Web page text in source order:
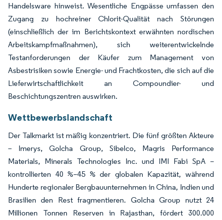
Handelsware hinweist. Wesentliche Engpässe umfassen den
Zugang zu hochreiner Chlorit-Qualität nach Störungen
(einschließlich der im Berichtskontext erwähnten nordischen
Arbeitskampfmaßnahmen), sich weiterentwickelnde
Testanforderungen der Käufer zum Management von
Asbestrisiken sowie Energie- und Frachtkosten, die sich auf die
Lieferwirtschaftlichkeit an Compoundier- und
Beschichtungszentren auswirken.
Wettbewerbslandschaft
Der Talkmarkt ist mäßig konzentriert. Die fünf größten Akteure
– Imerys, Golcha Group, Sibelco, Magris Performance
Materials, Minerals Technologies Inc. und IMI Fabi SpA –
kontrollierten 40 %–45 % der globalen Kapazität, während
Hunderte regionaler Bergbauunternehmen in China, Indien und
Brasilien den Rest fragmentieren. Golcha Group nutzt 24
Millionen Tonnen Reserven in Rajasthan, fördert 300.000